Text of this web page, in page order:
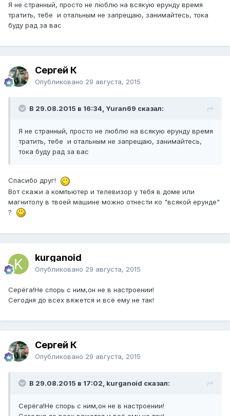
Я не странный, просто не люблю на всякую ерунду время
тратить, тебе и отальным не запрещаю, занимайтесь, тока
буду рад за вас
Сергей К
Опубликовано 29 августа, 2015
В 29.08.2015 в 16:34, Yuran69 сказал:
Я не странный, просто не люблю на всякую ерунду время
тратить, тебе и отальным не запрещаю, занимайтесь,
тока буду рад за вас
Спасибо друг!
Вот скажи а компьютер и телевизор у тебя в доме или
магнитолу в твоей машине можно отнести ко "всякой ерунде"
?
kurganoid
Опубликовано 29 августа, 2015
Серёга!Не спорь с ним,он не в настроении!
Сегодня до всех вяжется и всё ему не так!
Сергей К
Опубликовано 29 августа, 2015
В 29.08.2015 в 17:02, kurganoid сказал:
Серёга!Не спорь с ним,он не в настроении!